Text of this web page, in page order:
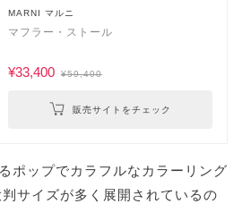
MARNI マルニ
マフラー・ストール
¥33,400 ¥59,400
販売サイトをチェック
ポップでカラフルなカラーリング
サイズが多く展開されているの